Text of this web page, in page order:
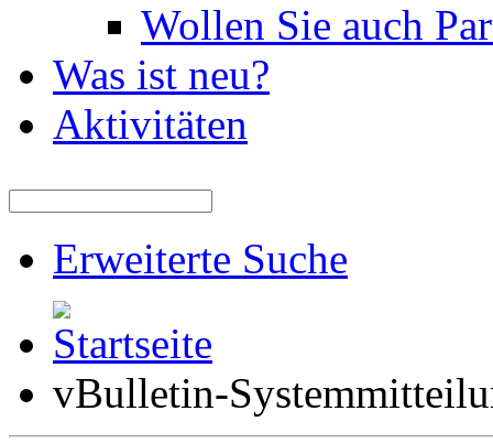
Wollen Sie auch
Was ist neu?
Aktivitäten
Erweiterte Suche
vBulletin-